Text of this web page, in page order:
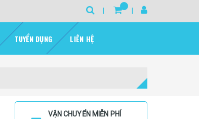
TUYỂN DỤNG LIÊN HỆ
VẬN CHUYỂN MIỄN PHÍ